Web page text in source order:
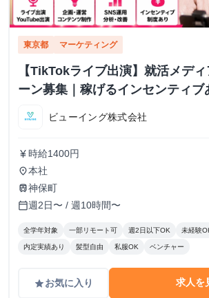
東京都 マーケティング
【TikTokライブ出演】就活メデ
ーン募集｜稼げるインセンティブ
ビューイング株式会社
currency_yen 時給1400円
place本社
train神保町
calendar_today週2日〜 / 週10時間〜
全学年対象 一部リモート可 週2日以下OK 未経験
内定実績あり 髪型自由 私服OK ベンチャー
gradeお気に入り 求人を